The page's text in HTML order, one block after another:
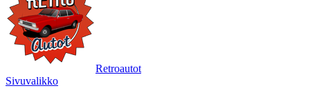
Retroautot
Sivuvalikko